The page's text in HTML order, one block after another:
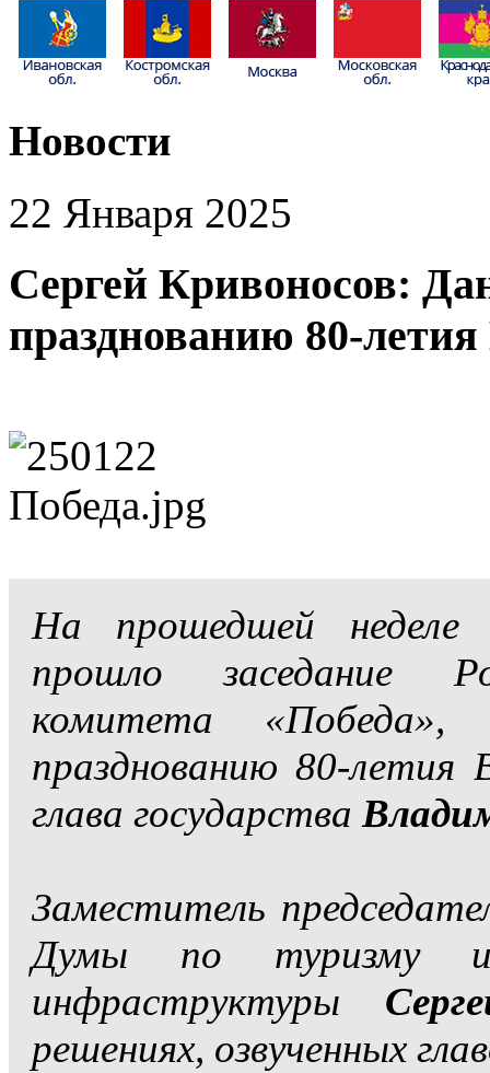
Новости
22 Января 2025
Сергей Кривоносов:
празднованию 80-
На прошедшей неделе
прошло заседание
комитета «Победа»,
празднованию 80-летия
глава государства
Заместитель
Думы по туризму и
инфраструктуры
решениях, озвученных